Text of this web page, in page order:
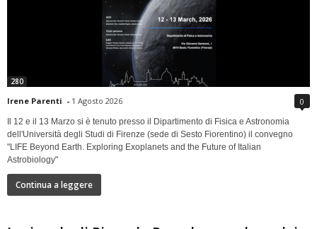
280
Irene Parenti - 1 Agosto 2026 0
Il 12 e il 13 Marzo si è tenuto presso il Dipartimento di Fisica e Astronomia
dell'Università degli Studi di Firenze (sede di Sesto Fiorentino) il convegno
"LIFE Beyond Earth. Exploring Exoplanets and the Future of Italian
Astrobiology"
Continua a leggere